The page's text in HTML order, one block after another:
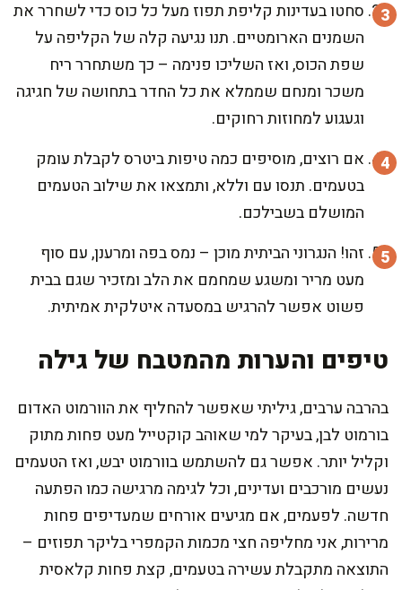
סחטו בעדינות קליפת תפוז מעל כל כוס כדי לשחרר את
השמנים הארומטיים. תנו נגיעה קלה של הקליפה על
שפת הכוס, ואז השליכו פנימה – כך משתחרר ריח
משכר ומנחם שממלא את כל החדר בתחושה של חגיגה
וגעגוע למחוזות רחוקים.
אם רוצים, מוסיפים כמה טיפות ביטרס לקבלת עומק
בטעמים. תנסו עם וללא, ותמצאו את שילוב הטעמים
המושלם בשבילכם.
זהו! הנגרוני הביתית מוכן – נמס בפה ומרענן, עם סוף
מעט מריר ומשגע שמחמם את הלב ומזכיר שגם בבית
פשוט אפשר להרגיש במסעדה איטלקית אמיתית.
טיפים והערות מהמטבח של גילה
בהרבה ערבים, גיליתי שאפשר להחליף את הוורמוט האדום
בורמוט לבן, בעיקר למי שאוהב קוקטייל מעט פחות מתוק
וקליל יותר. אפשר גם להשתמש בוורמוט יבש, ואז הטעמים
נעשים מורכבים ועדינים, וכל לגימה מרגישה כמו הפתעה
חדשה. לפעמים, אם מגיעים אורחים שמעדיפים פחות
מרירות, אני מחליפה חצי מכמות הקמפרי בליקר תפוזים –
התוצאה מתקבלת עשירה בטעמים, קצת פחות קלאסית